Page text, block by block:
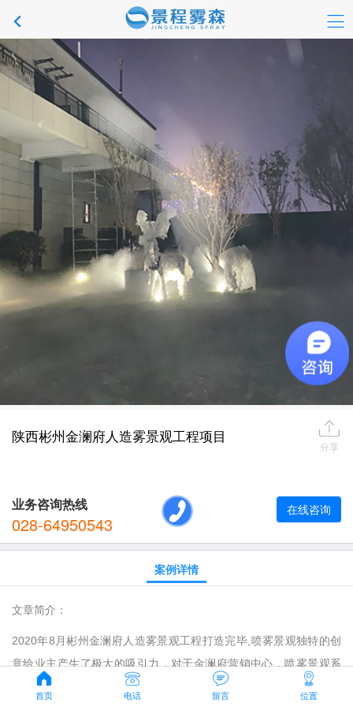
陕西彬州金澜府人造雾景观工程项目
分享
业务咨询热线
028-64950543
在线咨询
案例详情
文章简介：
2020年8月彬州金澜府人造雾景观工程打造完毕,喷雾景观独特的创
意给业主产生了极大的吸引力，对于金澜府营销中心，喷雾景观系
统给其带来了极大的营销作用，为整个金澜府提升了档次并且为其
首页 电话 留言 位置